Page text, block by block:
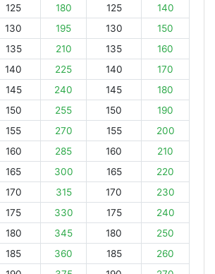
125 180 125
140
130 195 130
150
135 210 135
160
140 225 140
170
145 240 145
180
150 255 150
190
155 270 155
200
160 285 160
210
165 300 165
220
170 315 170
230
175 330 175
240
180 345 180
250
185 360 185
260